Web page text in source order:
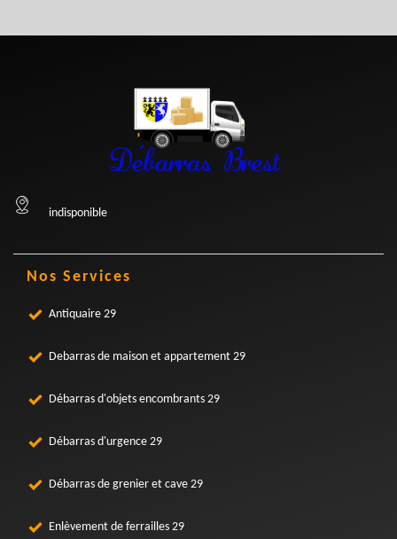
indisponible
Nos Services
Antiquaire 29
Debarras de maison et appartement 29
Débarras d'objets encombrants 29
Débarras d'urgence 29
Débarras de grenier et cave 29
Enlèvement de ferrailles 29